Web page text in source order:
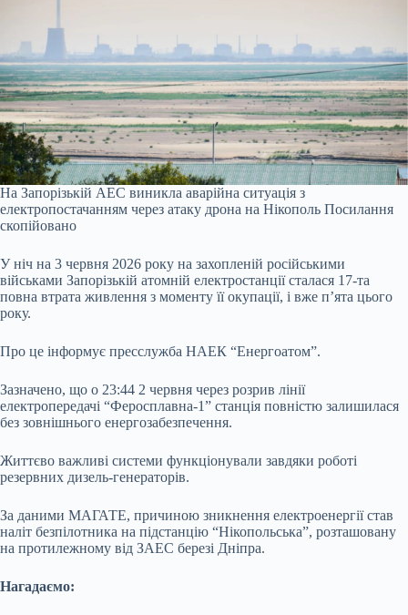
На Запорізькій АЕС виникла аварійна ситуація з
електропостачанням через атаку дрона на Нікополь Посилання
скопійовано
У ніч на 3 червня 2026 року на захопленій російськими
військами Запорізькій атомній електростанції сталася 17-та
повна втрата живлення з моменту її окупації, і вже п’ята цього
року.
Про це інформує пресслужба НАЕК “Енергоатом”.
Зазначено, що о 23:44 2 червня через розрив лінії
електропередачі “Феросплавна-1” станція повністю залишилася
без зовнішнього енергозабезпечення.
Життєво важливі системи функціонували завдяки роботі
резервних дизель-генераторів.
За даними МАГАТЕ, причиною зникнення електроенергії став
наліт безпілотника на підстанцію “Нікопольська”, розташовану
на протилежному від ЗАЕС березі Дніпра.
Нагадаємо: